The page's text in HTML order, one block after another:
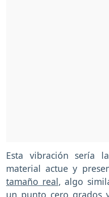
Esta vibración sería
material actue y
tamaño real, algo
un punto cero grados